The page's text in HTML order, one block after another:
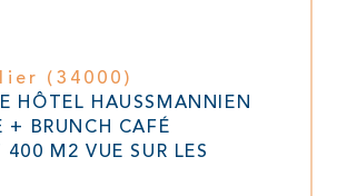
(34000)
HÔTEL HAUSSMANNIEN
+ BRUNCH CAFÉ
400 M2 VUE SUR LES